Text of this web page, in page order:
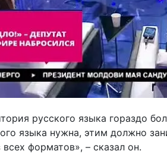
русского языка гораздо
языка нужна, этим должно
форматов», – сказал он.